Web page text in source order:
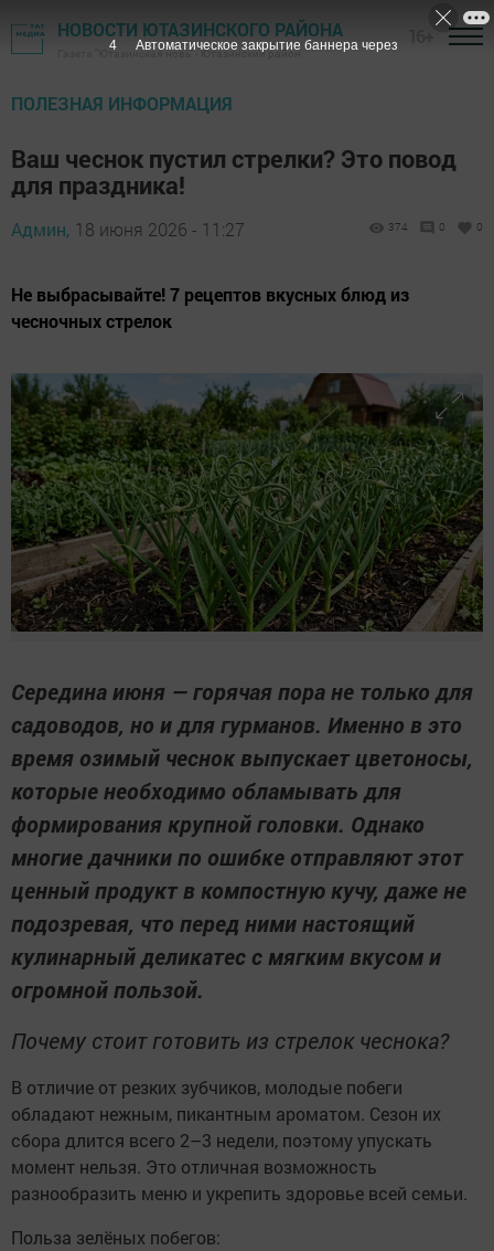
НОВОСТИ ЮТАЗИНСКОГО РАЙОНА
Газета "Ютазинская новь" - Ютазинский район
ПОЛЕЗНАЯ ИНФОРМАЦИЯ
Ваш чеснок пустил стрелки? Это повод
для праздника!
Админ, 18 июня 2026 - 11:27 374 0 0
Не выбрасывайте! 7 рецептов вкусных блюд из
чесночных стрелок
Середина июня — горячая пора не только для
садоводов, но и для гурманов. Именно в это
время озимый чеснок выпускает цветоносы,
которые необходимо обламывать для
формирования крупной головки. Однако
многие дачники по ошибке отправляют этот
ценный продукт в компостную кучу, даже не
подозревая, что перед ними настоящий
кулинарный деликатес с мягким вкусом и
огромной пользой.
Почему стоит готовить из стрелок чеснока?
В отличие от резких зубчиков, молодые побеги
обладают нежным, пикантным ароматом. Сезон их
сбора длится всего 2–3 недели, поэтому упускать
момент нельзя. Это отличная возможность
разнообразить меню и укрепить здоровье всей семьи.
Польза зелёных побегов:
3 Автоматическое закрытие баннера через